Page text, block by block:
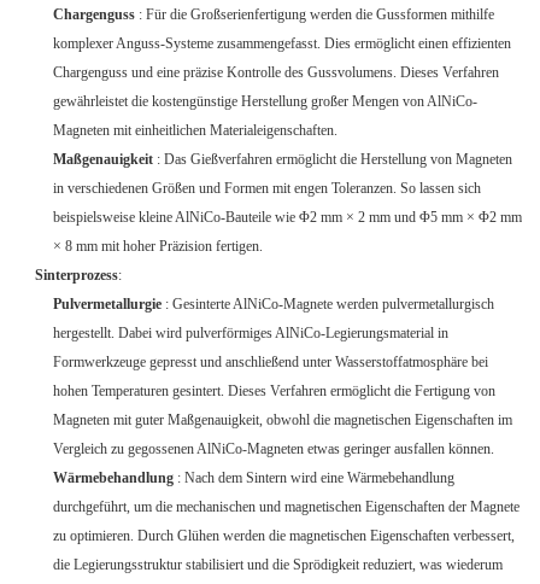
Chargenguss: Für die Großserienfertigung werden die Gussformen mithilfe
komplexer Anguss-Systeme zusammengefasst. Dies ermöglicht einen effizienten
Chargenguss und eine präzise Kontrolle des Gussvolumens. Dieses Verfahren
gewährleistet die kostengünstige Herstellung großer Mengen von AlNiCo-
Magneten mit einheitlichen Materialeigenschaften.
Maßgenauigkeit: Das Gießverfahren ermöglicht die Herstellung von Magneten
in verschiedenen Größen und Formen mit engen Toleranzen. So lassen sich
beispielsweise kleine AlNiCo-Bauteile wie Φ2 mm × 2 mm und Φ5 mm × Φ2 mm
× 8 mm mit hoher Präzision fertigen.
Sinterprozess:
Pulvermetallurgie: Gesinterte AlNiCo-Magnete werden pulvermetallurgisch
hergestellt. Dabei wird pulverförmiges AlNiCo-Legierungsmaterial in
Formwerkzeuge gepresst und anschließend unter Wasserstoffatmosphäre bei
hohen Temperaturen gesintert. Dieses Verfahren ermöglicht die Fertigung von
Magneten mit guter Maßgenauigkeit, obwohl die magnetischen Eigenschaften im
Vergleich zu gegossenen AlNiCo-Magneten etwas geringer ausfallen können.
Wärmebehandlung: Nach dem Sintern wird eine Wärmebehandlung
durchgeführt, um die mechanischen und magnetischen Eigenschaften der Magnete
zu optimieren. Durch Glühen werden die magnetischen Eigenschaften verbessert,
die Legierungsstruktur stabilisiert und die Sprödigkeit reduziert, was wiederum